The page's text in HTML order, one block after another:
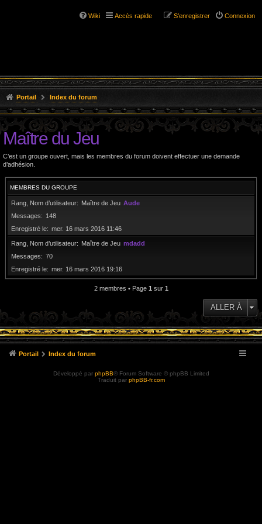
Wiki Accès rapide Connexion
S’enregistrer
Portail Index du forum
Maître du Jeu
C’est un groupe ouvert, mais les membres du forum doivent effectuer une demande
d’adhésion.
MEMBRES DU GROUPE
Rang, Nom d’utilisateur Maître de Jeu Aude
Messages
148
Enregistré le
mer. 16 mars 2016 11:46
Rang, Nom d’utilisateur Maître de Jeu mdadd
Messages
70
Enregistré le
mer. 16 mars 2016 19:16
2 membres • Page 1 sur 1
ALLER À
Portail Index du forum
Développé par phpBB® Forum Software © phpBB Limited
Traduit par phpBB-fr.com